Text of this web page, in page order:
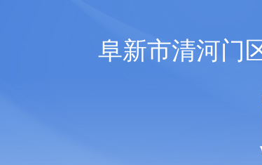
阜新市清河门